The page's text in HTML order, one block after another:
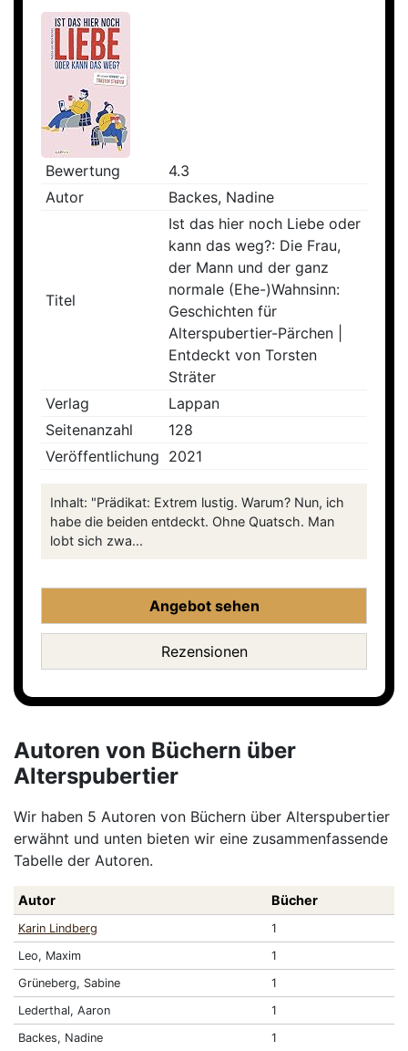
Bewertung
4.3
Autor
Backes, Nadine
Titel
Ist das hier noch Liebe oder
kann das weg?: Die Frau,
der Mann und der ganz
normale (Ehe-)Wahnsinn:
Geschichten für
Alterspubertier-Pärchen |
Entdeckt von Torsten
Sträter
Verlag
Lappan
Seitenanzahl
128
Veröffentlichung 2021
Inhalt: "Prädikat: Extrem lustig. Warum? Nun, ich
habe die beiden entdeckt. Ohne Quatsch. Man
lobt sich zwa...
Angebot sehen
Rezensionen
Autoren von Büchern über
Alterspubertier
Wir haben 5 Autoren von Büchern über Alterspubertier
erwähnt und unten bieten wir eine zusammenfassende
Tabelle der Autoren.
Autor Bücher
Karin Lindberg
1
Leo, Maxim
1
Grüneberg, Sabine
1
Lederthal, Aaron
1
Backes, Nadine
1